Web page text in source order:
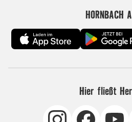
HORNBACH
Hier fließt